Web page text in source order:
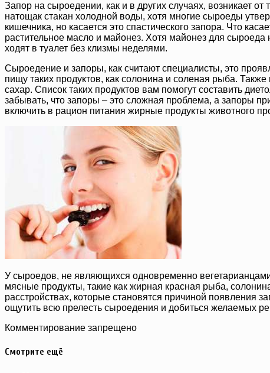
Запор на сыроедении, как и в других случаях, возникает
натощак стакан холодной воды, хотя многие сыроеды
кишечника, но касается это спастического запора. Что
растительное масло и майонез. Хотя майонез для
ходят в туалет без клизмы неделями.
Сыроедение и запоры, как считают специалисты, это
пищу таких продуктов, как солонина и соленая рыба.
сахар. Список таких продуктов вам помогут составить
забывать, что запоры – это сложная проблема, а запоры
включить в рацион питания жирные продукты животного
У сыроедов, не являющихся одновременно
мясные продукты, такие как жирная красная рыба,
расстройствах, которые становятся причиной появления
ощутить всю прелесть сыроедения и добиться желаемых
Комментирование запрещено
Смотрите ещё